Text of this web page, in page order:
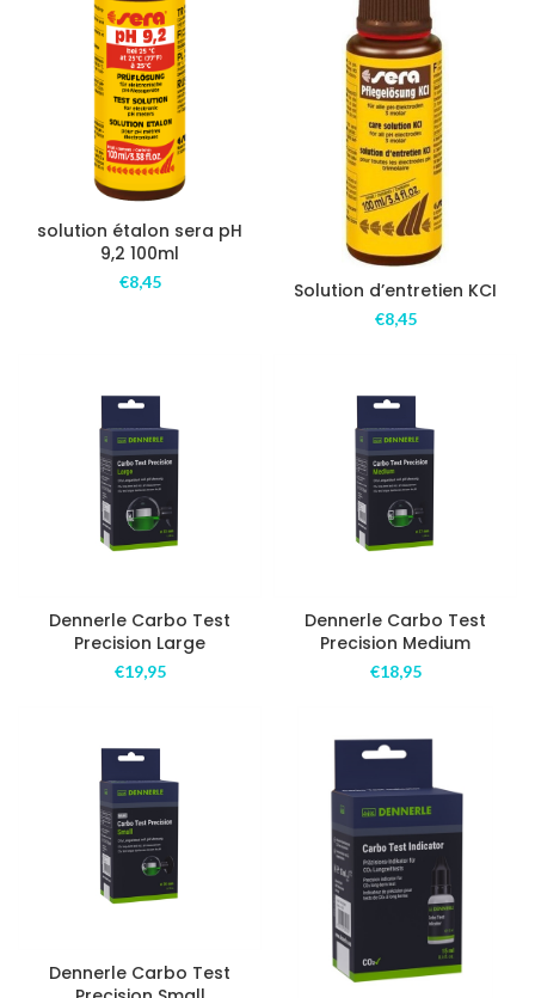
solution étalon sera pH
9,2 100ml
€8,45 Solution d’entretien KCI
€8,45
Dennerle Carbo Test
Precision Large
€19,95
Dennerle Carbo Test
Precision Medium
€18,95
Dennerle Carbo Test